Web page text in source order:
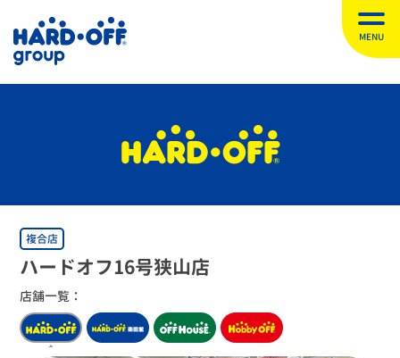
MENU
複合店
ハードオフ16号狭山店
店舗一覧：